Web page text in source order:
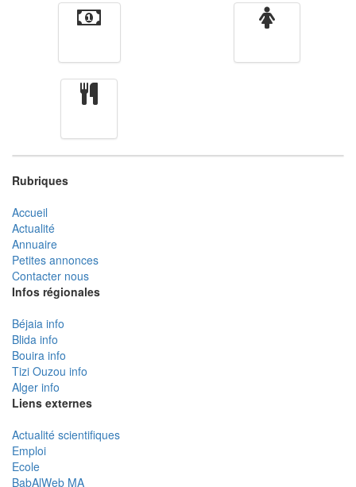
Rubriques
Accueil
Actualité
Annuaire
Petites annonces
Contacter nous
Infos régionales
Béjaia info
Blida info
Bouira info
Tizi Ouzou info
Alger info
Liens externes
Actualité scientifiques
Emploi
Ecole
BabAlWeb MA